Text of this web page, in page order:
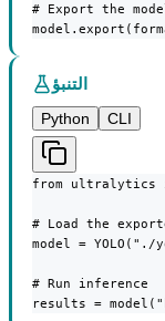
# Export the
التنبؤ
Python
CLI
from ultralytics
# Load the
model = YOLO("./
# Run inference
results =